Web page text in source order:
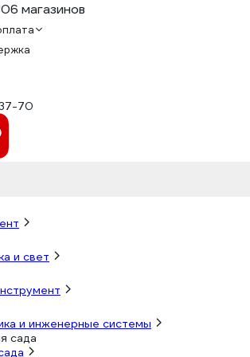
магазинов
70
и свет
и инженерные системы